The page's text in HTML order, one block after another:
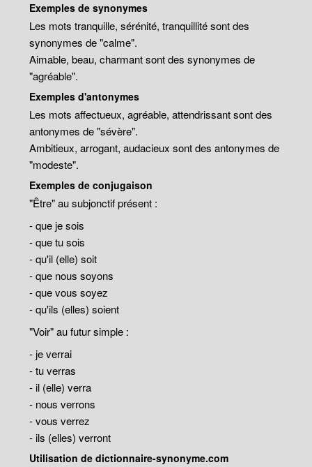
Exemples de synonymes
Les mots tranquille, sérénité, tranquillité sont des
synonymes de "calme".
Aimable, beau, charmant sont des synonymes de
"agréable".
Exemples d'antonymes
Les mots affectueux, agréable, attendrissant sont des
antonymes de "sévère".
Ambitieux, arrogant, audacieux sont des antonymes de
"modeste".
Exemples de conjugaison
"Être" au subjonctif présent :
- que je sois
- que tu sois
- qu'il (elle) soit
- que nous soyons
- que vous soyez
- qu'ils (elles) soient
"Voir" au futur simple :
- je verrai
- tu verras
- il (elle) verra
- nous verrons
- vous verrez
- ils (elles) verront
Utilisation de dictionnaire-synonyme.com